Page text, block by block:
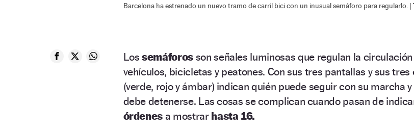
Barcelona ha estrenado un nuevo tramo de carril bici con un inusual semáforo para regularlo. |
Lossemáforos son señales luminosas que regulan la
vehículos, bicicletas y peatones. Con sus tres pantallas y sus tres
(verde, rojo y ámbar) indican quién puede seguir con su marcha
debe detenerse. Las cosas se complican cuando pasan de
órdenes a mostrar hasta 16.